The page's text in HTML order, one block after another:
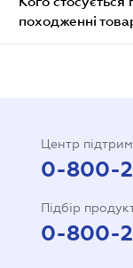
походженні
Центр
0-800-
Підбір
0-800-